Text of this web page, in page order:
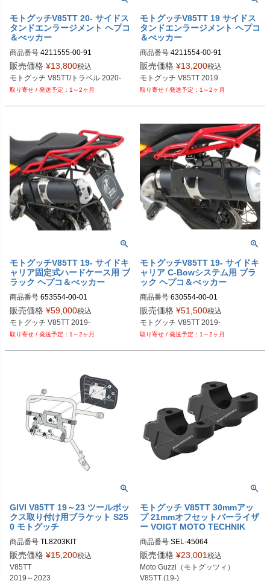
モトグッチV85TT 20- サイドス
タンドエンラージメント ヘプコ
＆べッカー
商品番号 4211555-00-91
M品番：4211555 00 91
EURO品番：hb_4211555_00_91
販売価格 ¥13,800税込
モトグッチ V85TT/トラベル 2020-
1～2ヶ月
モトグッチV85TT 19 サイドス
タンドエンラージメント ヘプコ
＆べッカー
商品番号 4211554-00-91
M品番：4211554 00 91
EURO品番：hb_4211554_00_91
販売価格 ¥13,200税込
モトグッチ V85TT 2019
1～2ヶ月
モトグッチV85TT 19- サイドキ
ャリア固定式ハードケース用 ブ
ラック ヘプコ＆べッカー
商品番号 653554-00-01
M品番：653554 00 01
EURO品番：hb_653554_00_01
販売価格 ¥59,000税込
モトグッチ V85TT 2019-
1～2ヶ月
モトグッチV85TT 19- サイドキ
ャリア C-Bowシステム用 ブラ
ック ヘプコ＆べッカー
商品番号 630554-00-01
M品番：630554 00 01
EURO品番：hb_630554_00_01
販売価格 ¥51,500税込
モトグッチ V85TT 2019-
1～2ヶ月
GIVI V85TT 19～23 ツールボッ
クス取り付け用ブラケット S25
0 モトグッチ
商品番号 TL8203KIT
販売価格 ¥15,200税込
V85TT
2019～2023
モトグッチ V85TT 30mmアッ
プ 21mmオフセットバーライザ
ー VOIGT MOTO TECHNIK
商品番号 SEL-45064
販売価格 ¥23,001 税込
Moto Guzzi（モトグッツィ）
V85TT (19-)